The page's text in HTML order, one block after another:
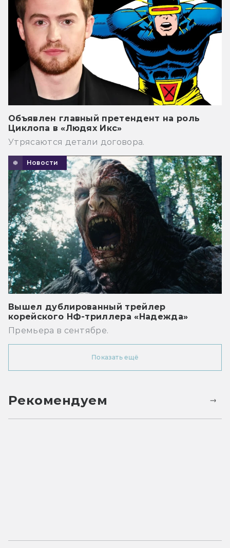
Объявлен главный претендент на роль
Циклопа в «Людях Икс»
Утрясаются детали договора.
Новости
Вышел дублированный трейлер
корейского НФ-триллера «Надежда»
Премьера в сентябре.
Показать ещё
Рекомендуем